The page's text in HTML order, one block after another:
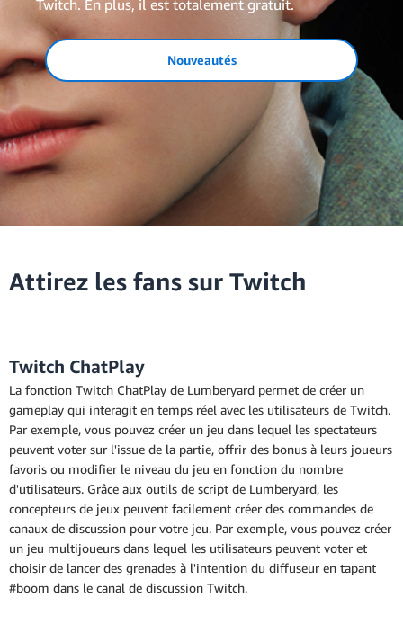
Twitch. En plus, il est totalement gratuit.
Nouveautés
Attirez les fans sur Twitch
Twitch ChatPlay
La fonction Twitch ChatPlay de Lumberyard permet de créer un
gameplay qui interagit en temps réel avec les utilisateurs de Twitch.
Par exemple, vous pouvez créer un jeu dans lequel les spectateurs
peuvent voter sur l'issue de la partie, offrir des bonus à leurs joueurs
favoris ou modifier le niveau du jeu en fonction du nombre
d'utilisateurs. Grâce aux outils de script de Lumberyard, les
concepteurs de jeux peuvent facilement créer des commandes de
canaux de discussion pour votre jeu. Par exemple, vous pouvez créer
un jeu multijoueurs dans lequel les utilisateurs peuvent voter et
choisir de lancer des grenades à l'intention du diffuseur en tapant
#boom dans le canal de discussion Twitch.